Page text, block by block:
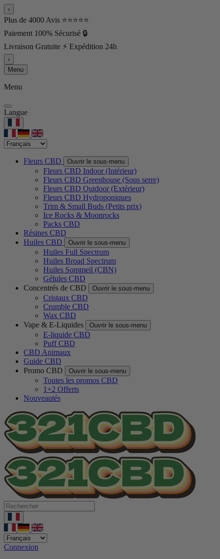
‹
Plus de 4000 Avis ⭐⭐⭐⭐⭐
Paiement 100% Sécurisé 🔒
Livraison Gratuite ⚡ Expédition 24h
›
Menu
Menu
Langue
Fleurs CBD Ouvrir le sous-menu
Fleurs CBD Indoor (Intérieur)
Fleurs CBD Greenhouse (Sous serre)
Fleurs CBD Outdoor (Extérieur)
Fleurs CBD Hydroponiques
Trim & Small Buds (Petits prix)
Ice Rocks & Moonrocks
Packs CBD
Résines CBD
Huiles CBD
Ouvrir le sous-menu
Huiles Full Spectrum
Huiles Broad Spectrum
Huiles Sommeil (CBN)
Gélules CBD
Concentrés de CBD
Ouvrir le sous-menu
Cristaux CBD
Crumble CBD
Wax CBD
Vape & E-Liquides
Ouvrir le sous-menu
E-liquide CBD
Puff CBD
CBD Animaux
Guide CBD
Promo CBD
Ouvrir le sous-menu
Toutes les promos CBD
1+2 Offerts
Nouveautés
Connexion